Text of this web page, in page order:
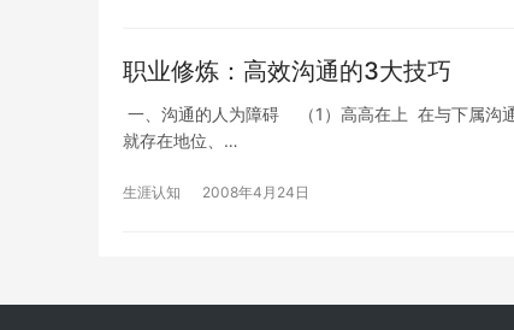
职业修炼：高效沟通的3大技巧
一、沟通的人为障碍 （1）高高在上 在与下属沟
就存在地位、…
生涯认知 2008年4月24日